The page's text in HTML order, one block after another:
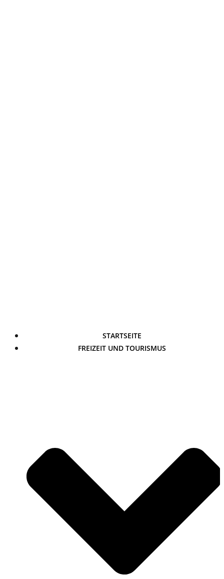
STARTSEITE
FREIZEIT UND TOURISMUS